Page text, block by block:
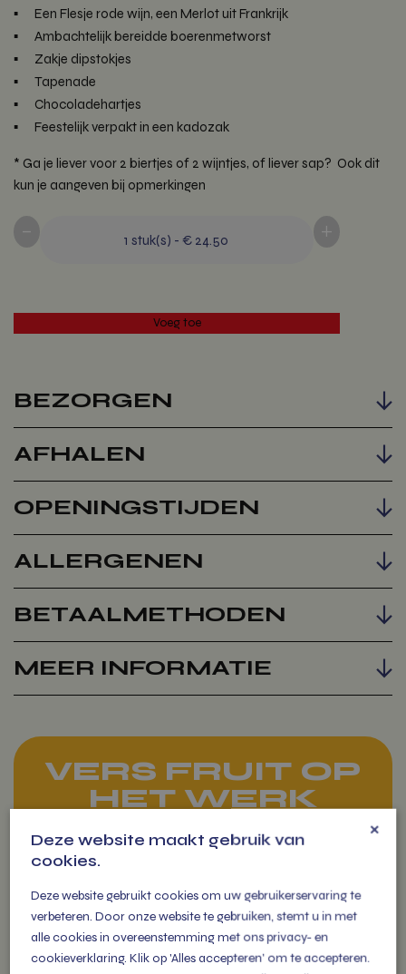
Een Flesje rode wijn, een Merlot uit Frankrijk
Ambachtelijk bereidde boerenmetworst
Zakje dipstokjes
Tapenade
Chocoladehartjes
Feestelijk verpakt in een kadozak
* Ga je liever voor 2 biertjes of 2 wijntjes, of liever sap? Ook dit
kun je aangeven bij opmerkingen
- 1 stuk(s) - € 24.50 +
BEZORGEN
AFHALEN
OPENINGSTIJDEN
ALLERGENEN
BETAALMETHODEN
MEER INFORMATIE
VERS FRUIT OP
HET WERK
Fruit op het werk levert zorgt
voor extra fitte en vitale
medewerkers die als een
(s)peer gaan!
×
Deze website maakt gebruik van
cookies.
Deze website gebruikt cookies om uw gebruikerservaring te
verbeteren. Door onze website te gebruiken, stemt u in met
alle cookies in overeenstemming met ons privacy- en
cookieverklaring. Klik op 'Alles accepteren' om te accepteren.